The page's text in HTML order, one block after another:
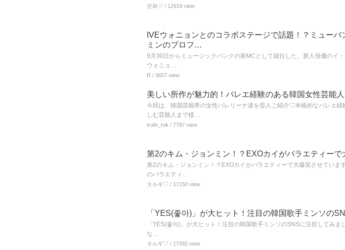
은화♡ / 12919 view
IVEウォニョンとのコラボステージで話題！？ミューバ
ミンのプロフ…
9月30日からミュージックバンクの新MCとして就任した、新人俳優のイ
ウォニョ…
R / 3657 view
美しい所作が魅力的！バレエ経験のある韓国女性芸能
今回は、韓国芸能界の女性バレリーナ達を⑥人ご紹介♡本格的なバレエ経
しむ芸能人まで様…
truth_rok / 7787 view
第2のキム・ジョンミン！？EXOカイがバラエティーで
第2のキム・ジョンミン！？EXOカイがバラエティーで大爆笑させていま
のバラエティ…
タルギ♡ / 17150 view
「YES(좋아)」が大ヒット！注目の韓国歌手ミンソの
「YES(좋아)」が大ヒット！注目の韓国歌手ミンソのSNSに注目してみ
な…
タルギ♡ / 17392 view